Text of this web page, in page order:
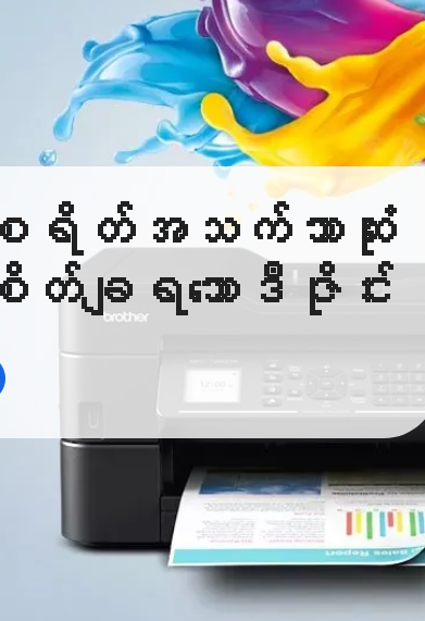
ရိတ်အသက်သာဆုံး
ချရ‌သောဒီဇိုင်း